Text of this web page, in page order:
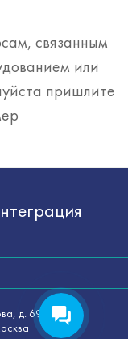
связанным
или
пришлите
д. 69/75